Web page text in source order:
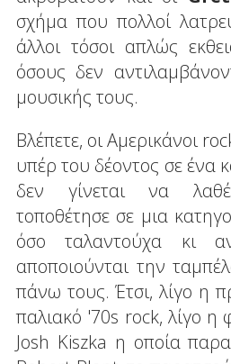
σχήμα που πολλοί
άλλοι τόσοι απλώς
όσους δεν
μουσικής τους.
Βλέπετε, οι Αμερικάνοι
υπέρ του δέοντος σε ένα
δεν γίνεται να
τοποθέτησε σε μια
όσο ταλαντούχα κι
αποποιούνται την
πάνω τους. Έτσι, λίγο η
παλιακό '70s rock, λίγο
Josh Kiszka η οποία